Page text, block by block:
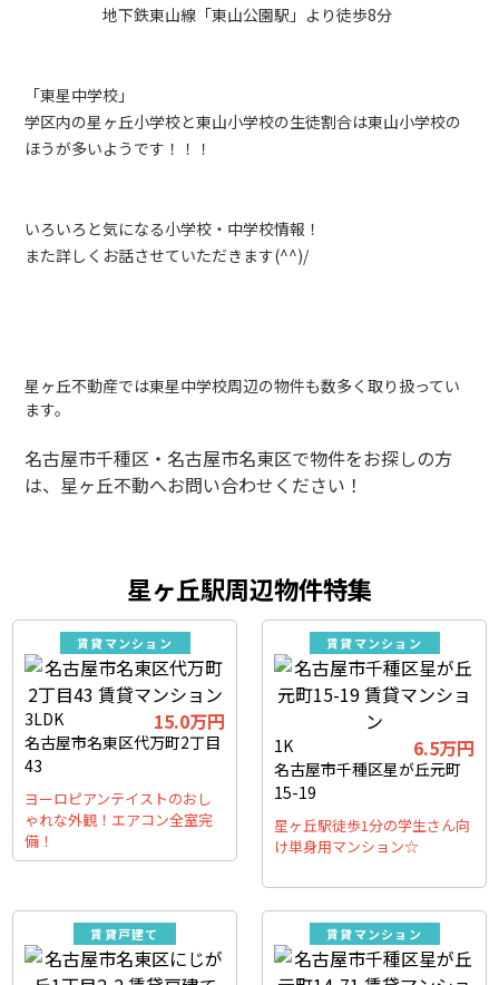
地下鉄東山線「東山公園駅」より徒歩8分
「東星中学校」
学区内の星ヶ丘小学校と東山小学校の生徒割合は東山小学校の
ほうが多いようです！！！
いろいろと気になる小学校・中学校情報！
また詳しくお話させていただきます(^^)/
星ヶ丘不動産では東星中学校周辺の物件も数多く取り扱ってい
ます。
名古屋市千種区・名古屋市名東区で物件をお探しの方
は、星ヶ丘不動へお問い合わせください！
星ヶ丘駅周辺物件特集
賃貸マンション
3LDK 15.0万円
名古屋市名東区代万町2丁目
43
ヨーロピアンテイストのおし
ゃれな外観！エアコン全室完
備！
賃貸マンション
1K 6.5万円
名古屋市千種区星が丘元町
15-19
星ヶ丘駅徒歩1分の学生さん向
け単身用マンション☆
賃貸戸建て 賃貸マンション